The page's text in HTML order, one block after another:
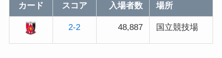
カード スコア 入場者数 場所
2-2 48,887 国立競技場